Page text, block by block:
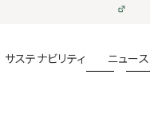
サステナビリティ ニュース